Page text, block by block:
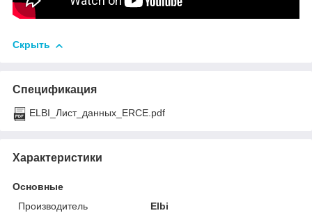
Скрыть
Спецификация
ELBI_Лист_данных_ERCE.pdf
Характеристики
Основные
Производитель
Elbi